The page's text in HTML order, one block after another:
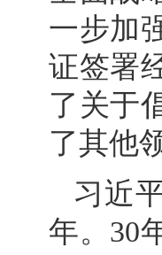
一步加
证签署
了关于
了其他
习近
年。30